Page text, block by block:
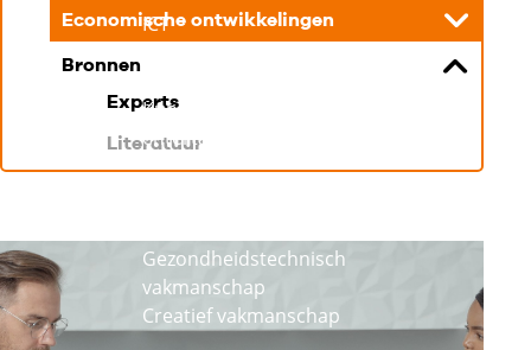
ICT
Kunsten en
entertainment
Gezondheidstechnisch
vakmanschap
Creatief vakmanschap
Economische ontwikkelingen
Bronnen
Experts
Literatuur